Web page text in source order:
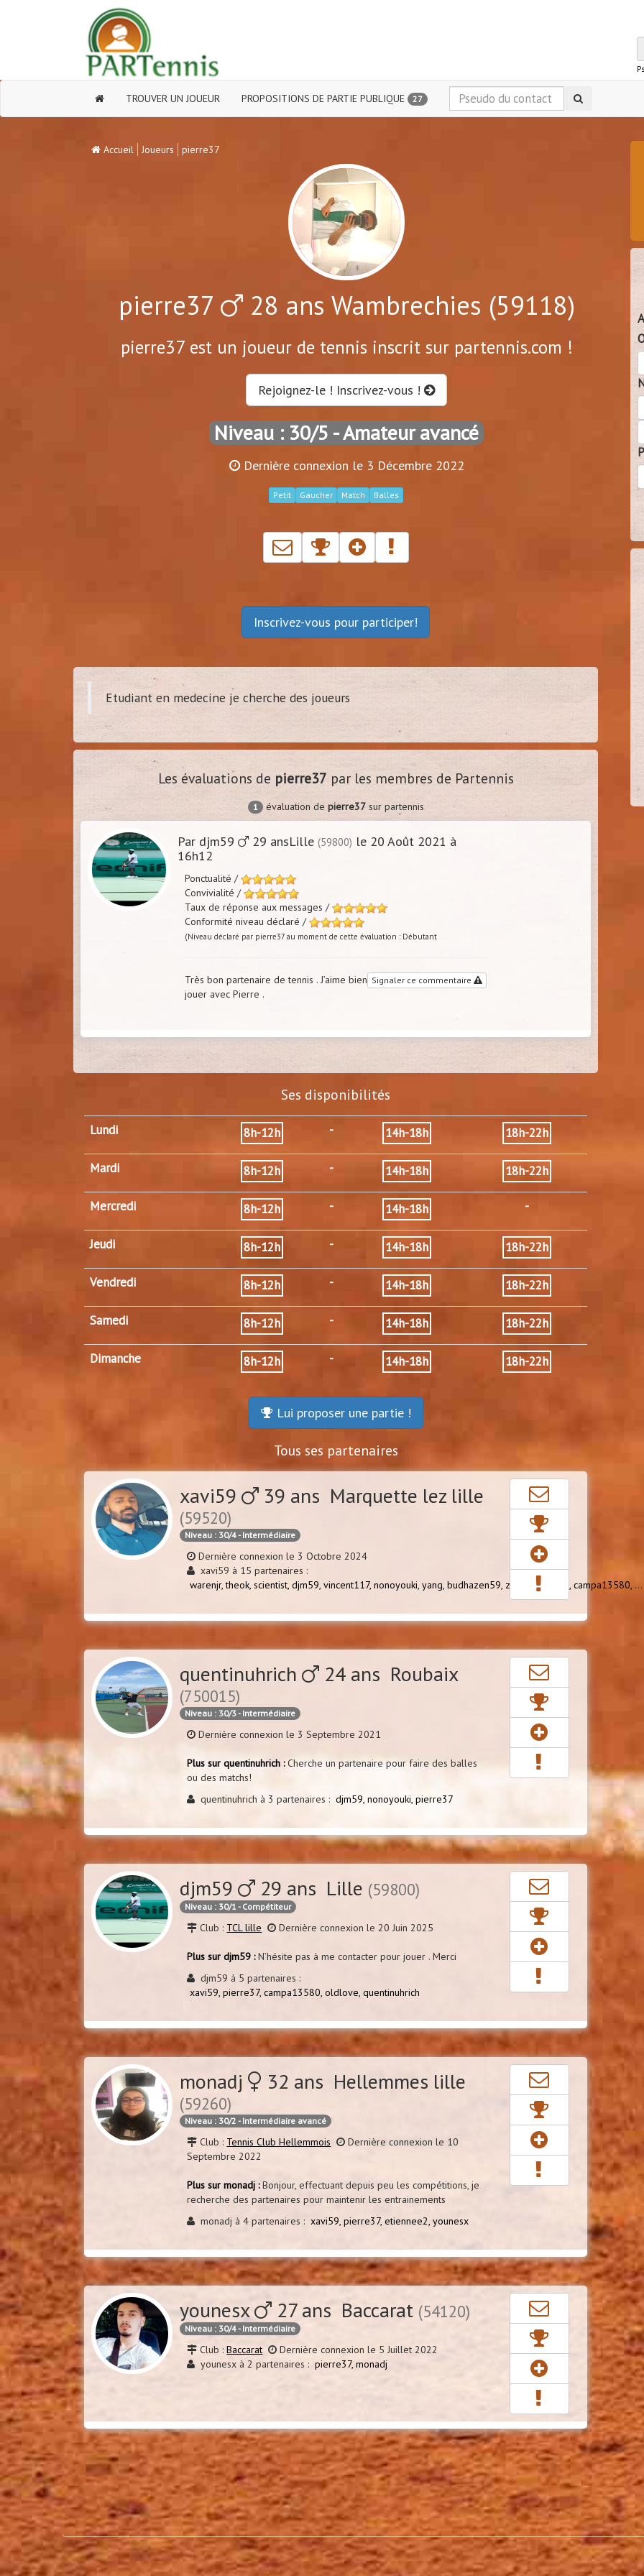
TROUVER UN JOUEUR PROPOSITIONS DE PARTIE PUBLIQUE 27
Accueil Joueurs pierre37
pierre37 28 ans Wambrechies (59118)
pierre37 est un joueur de tennis inscrit sur partennis.com !
Rejoignez-le ! Inscrivez-vous !
Niveau : 30/5 - Amateur avancé
Dernière connexion le 3 Décembre 2022
Petit Gaucher Match Balles
Inscrivez-vous pour participer!
Etudiant en medecine je cherche des joueurs
Les évaluations de pierre37 par les membres de Partennis
1 évaluation de pierre37sur partennis
Par djm59 29 ansLille (59800) le 20 Août 2021 à
16h12
Ponctualité /
Convivialité /
Taux de réponse aux messages /
Conformité niveau déclaré /
(Niveau déclaré par pierre37 au moment de cette évaluation : Débutant
Signaler ce commentaire
Très bon partenaire de tennis . J’aime bien
jouer avec Pierre .
Ses disponibilités
Lundi 8h-12h - 14h-18h 18h-22h
Mardi 8h-12h - 14h-18h 18h-22h
Mercredi 8h-12h - 14h-18h -
Jeudi 8h-12h - 14h-18h 18h-22h
Vendredi 8h-12h - 14h-18h 18h-22h
Samedi 8h-12h - 14h-18h 18h-22h
Dimanche 8h-12h - 14h-18h 18h-22h
Lui proposer une partie !
Tous ses partenaires
xavi59 39 ans Marquette lez lille
(59520)
Niveau : 30/4 - Intermédiaire
Dernière connexion le 3 Octobre 2024
xavi59 à 15 partenaires :
warenjr,theok,scientist,djm59,vincent117,nonoyouki,yang,budhazen59, zonedeconfort,campa13580,...
quentinuhrich 24 ans Roubaix
(750015)
Niveau : 30/3 - Intermédiaire
Dernière connexion le 3 Septembre 2021
Plus sur quentinuhrich :Cherche un partenaire pour faire des balles
ou des matchs!
quentinuhrich à 3 partenaires :djm59,nonoyouki,pierre37
djm59 29 ans Lille (59800)
Niveau : 30/1 - Compétiteur
Club : TCL lille Dernière connexion le 20 Juin 2025
Plus sur djm59 :N’hésite pas à me contacter pour jouer . Merci
djm59 à 5 partenaires :
xavi59,pierre37,campa13580,oldlove,quentinuhrich
monadj 32 ans Hellemmes lille
(59260)
Niveau : 30/2 - Intermédiaire avancé
Club : Tennis Club Hellemmois
Dernière connexion le 10
Septembre 2022
Plus sur monadj :Bonjour, effectuant depuis peu les compétitions, je
recherche des partenaires pour maintenir les entrainements
monadj à 4 partenaires :xavi59,pierre37,etiennee2,younesx
younesx 27 ans Baccarat (54120)
Niveau : 30/4 - Intermédiaire
Club :Baccarat
Dernière connexion le 5 Juillet 2022
younesx à 2 partenaires :pierre37,monadj
( Tours - 37) ( Belbeuf - 76)